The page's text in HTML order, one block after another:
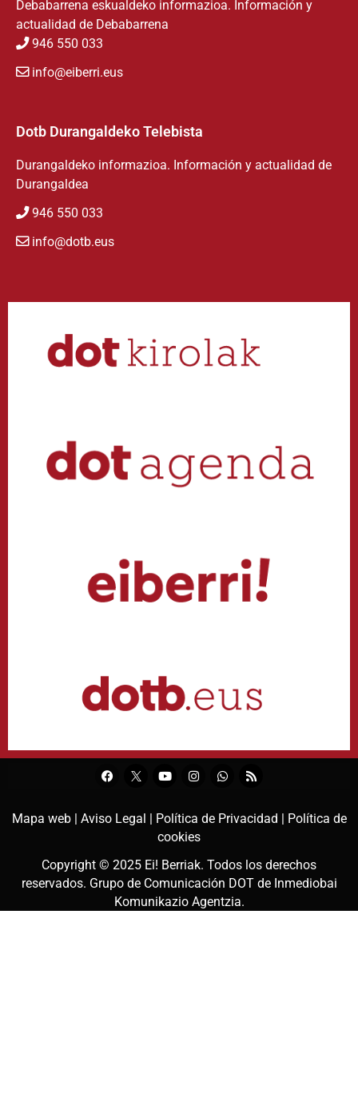
Debabarrena eskualdeko informazioa. Información y
actualidad de Debabarrena
946 550 033
info@eiberri.eus
Dotb Durangaldeko Telebista
Durangaldeko informazioa. Información y actualidad de
Durangaldea
946 550 033
info@dotb.eus
Mapa web | Aviso Legal | Política de Privacidad |
Política de
cookies
Copyright © 2025 Ei! Berriak. Todos los derechos
reservados. Grupo de Comunicación DOT de Inmediobai
Komunikazio Agentzia.